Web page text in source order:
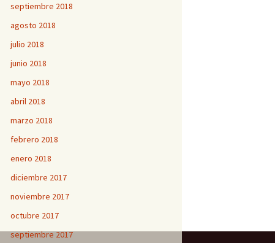
septiembre 2018
agosto 2018
julio 2018
junio 2018
mayo 2018
abril 2018
marzo 2018
febrero 2018
enero 2018
diciembre 2017
noviembre 2017
octubre 2017
septiembre 2017